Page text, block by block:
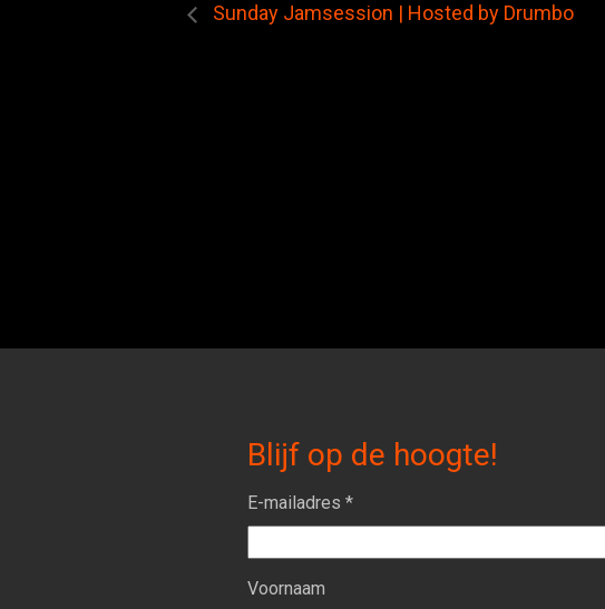
Sunday Jamsession | Hosted by Drumbo
Blijf op de hoogte!
E-mailadres *
Voornaam